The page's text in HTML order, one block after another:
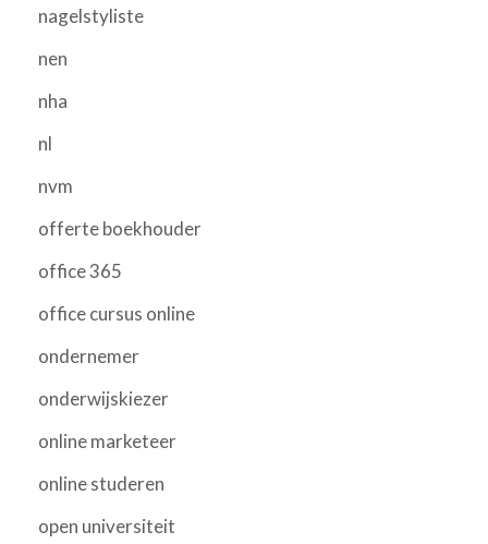
nagelstyliste
nen
nha
nl
nvm
offerte boekhouder
office 365
office cursus online
ondernemer
onderwijskiezer
online marketeer
online studeren
open universiteit